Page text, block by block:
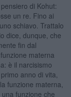
di Kohut:
un re. Fino ai
schiavo. Trattalo
dice, dunque, che
fin dal
materna
è il narcisismo
anno di vita,
funzione materna,
funzione che